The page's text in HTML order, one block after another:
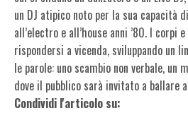
un DJ atipico noto per la sua capacità
all’electro e all’house anni ’80. I corpi
rispondersi a vicenda, sviluppando un
le parole: uno scambio non verbale, un
dove il pubblico sarà invitato a ballare
Condividi l'articolo su: